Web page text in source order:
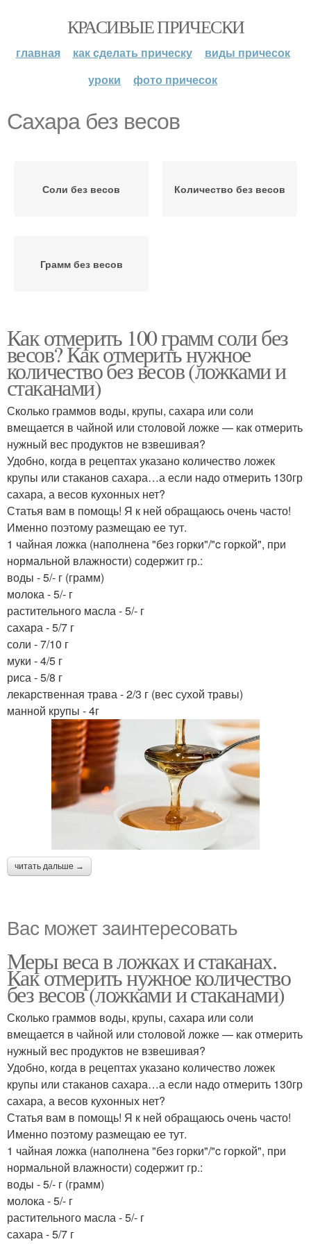
КРАСИВЫЕ ПРИЧЕСКИ
главная как сделать прическу
виды причесок
уроки
фото причесок
Сахара без весов
Соли без весов Количество без весов
Грамм без весов
Как отмерить 100 грамм соли без
весов? Как отмерить нужное
количество без весов (ложками и
стаканами)
Сколько граммов воды, крупы, сахара или соли
вмещается в чайной или столовой ложке — как отмерить
нужный вес продуктов не взвешивая?
Удобно, когда в рецептах указано количество ложек
крупы или стаканов сахара…а если надо отмерить 130гр
сахара, а весов кухонных нет?
Статья вам в помощь! Я к ней обращаюсь очень часто!
Именно поэтому размещаю ее тут.
1 чайная ложка (наполнена "без горки"/"c горкой", при
нормальной влажности) содержит гр.:
воды - 5/- г (грамм)
молока - 5/- г
растительного масла - 5/- г
сахара - 5/7 г
соли - 7/10 г
муки - 4/5 г
риса - 5/8 г
лекарственная трава - 2/3 г (вес сухой травы)
манной крупы - 4г
читать дальше →
Вас может заинтересовать
Меры веса в ложках и стаканах.
Как отмерить нужное количество
без весов (ложками и стаканами)
Сколько граммов воды, крупы, сахара или соли
вмещается в чайной или столовой ложке — как отмерить
нужный вес продуктов не взвешивая?
Удобно, когда в рецептах указано количество ложек
крупы или стаканов сахара…а если надо отмерить 130гр
сахара, а весов кухонных нет?
Статья вам в помощь! Я к ней обращаюсь очень часто!
Именно поэтому размещаю ее тут.
1 чайная ложка (наполнена "без горки"/"c горкой", при
нормальной влажности) содержит гр.:
воды - 5/- г (грамм)
молока - 5/- г
растительного масла - 5/- г
сахара - 5/7 г